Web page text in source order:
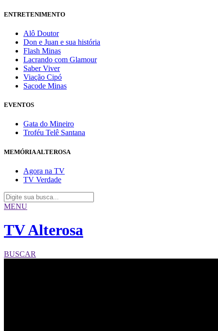
ENTRETENIMENTO
Alô Doutor
Don e Juan e sua história
Flash Minas
Lacrando com Glamour
Saber Viver
Viação Cipó
Sacode Minas
EVENTOS
Gata do Mineiro
Troféu Telê Santana
MEMÓRIA ALTEROSA
Agora na TV
TV Verdade
MENU
TV Alterosa
BUSCAR